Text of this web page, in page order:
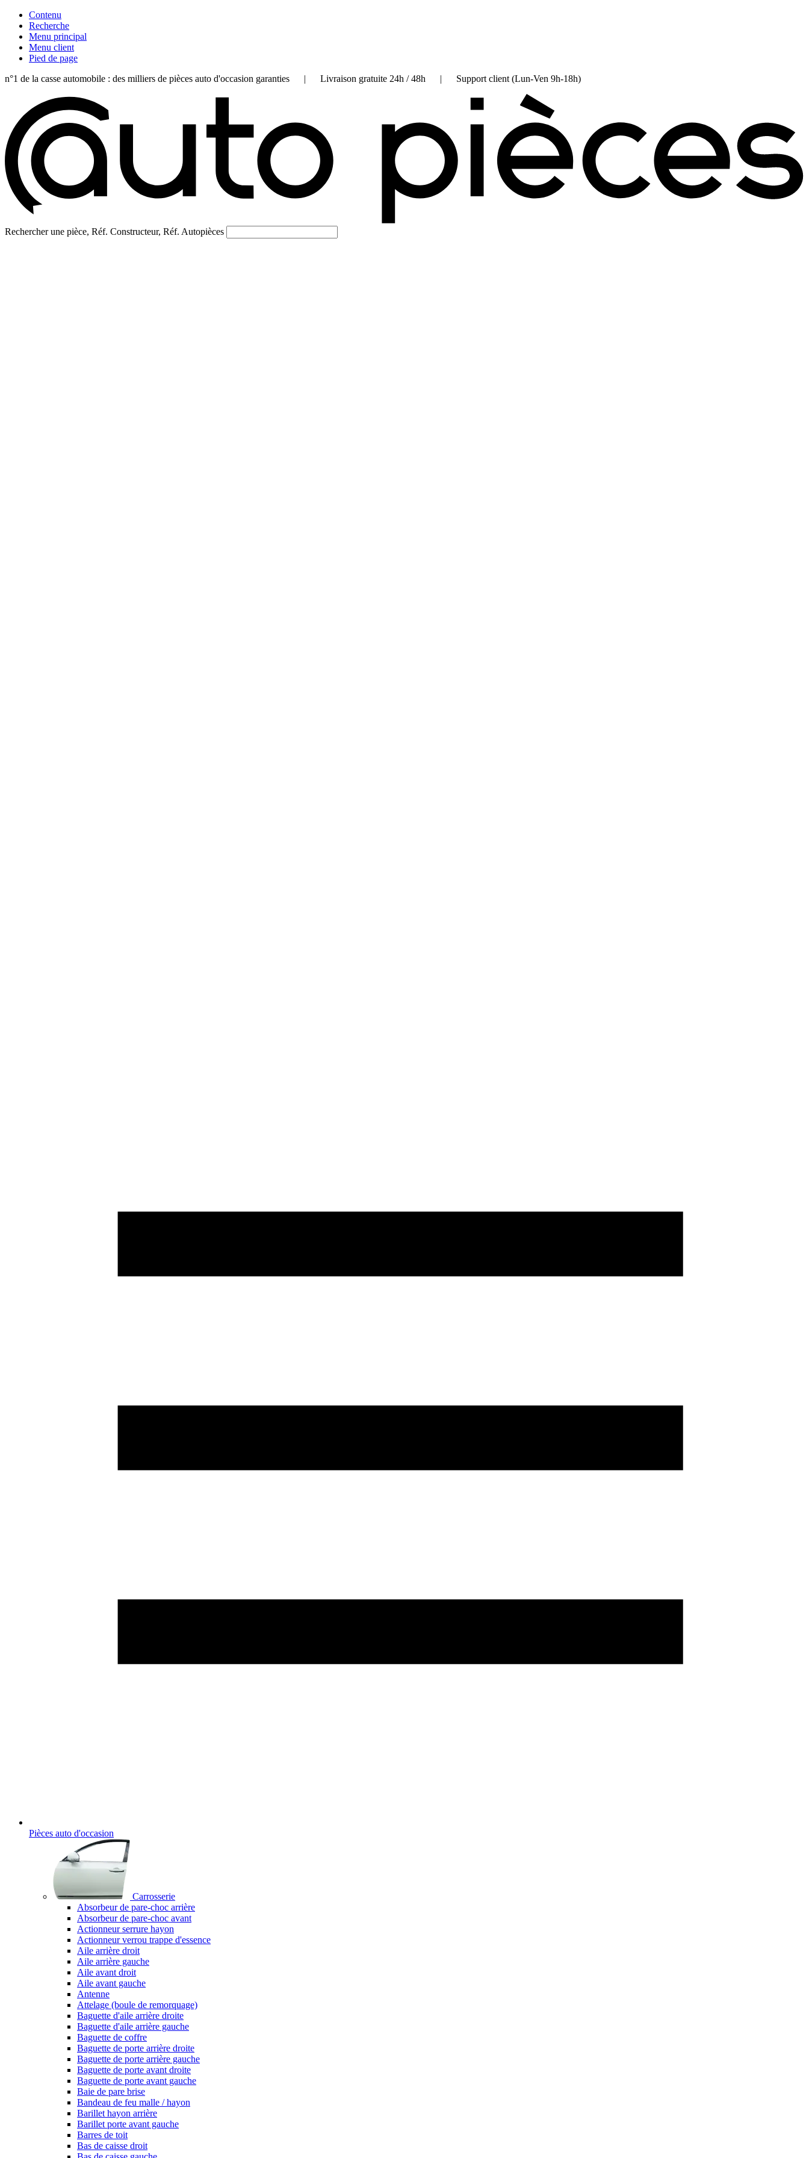
Contenu
Recherche
Menu principal
Menu client
Pied de page
n°1 de la casse automobile : des milliers de pièces auto d'occasion garanties | Livraison gratuite 24h / 48h | Support client (Lun-Ven 9h-18h)
Rechercher une pièce, Réf. Constructeur, Réf. Autopièces
Pièces auto d'occasion
Carrosserie
Absorbeur de pare-choc arrière
Absorbeur de pare-choc avant
Actionneur serrure hayon
Actionneur verrou trappe d'essence
Aile arrière droit
Aile arrière gauche
Aile avant droit
Aile avant gauche
Antenne
Attelage (boule de remorquage)
Baguette d'aile arrière droite
Baguette d'aile arrière gauche
Baguette de coffre
Baguette de porte arrière droite
Baguette de porte arrière gauche
Baguette de porte avant droite
Baguette de porte avant gauche
Baie de pare brise
Bandeau de feu malle / hayon
Barillet hayon arrière
Barillet porte avant gauche
Barres de toit
Bas de caisse droit